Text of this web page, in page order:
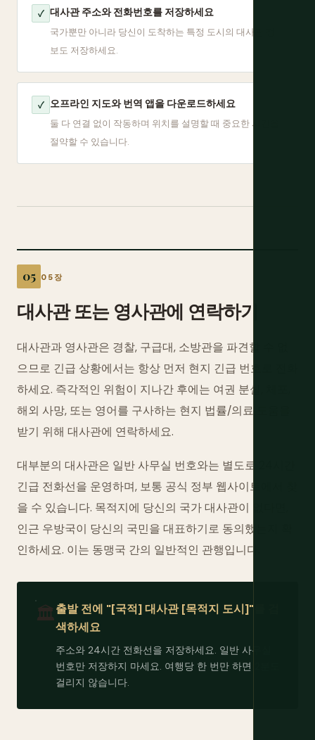
✓ 대사관 주소와 전화번호를 저장하세요
국가뿐만 아니라 당신이 도착하는 특정 도시의 대사관 정
보도 저장하세요.
✓ 오프라인 지도와 번역 앱을 다운로드하세요
둘 다 연결 없이 작동하며 위치를 설명할 때 중요한 시간을
절약할 수 있습니다.
05장
대사관 또는 영사관에 연락하기
대사관과 영사관은 경찰, 구급대, 소방관을 파견할 수 없
으므로 긴급 상황에서는 항상 먼저 현지 긴급 번호로 전화
하세요. 즉각적인 위험이 지나간 후에는 여권 분실, 체포,
해외 사망, 또는 영어를 구사하는 현지 법률/의료 도움을
받기 위해 대사관에 연락하세요.
대부분의 대사관은 일반 사무실 번호와는 별도로 24시간
긴급 전화선을 운영하며, 보통 공식 정부 웹사이트에서 찾
을 수 있습니다. 목적지에 당신의 국가 대사관이 없다면,
인근 우방국이 당신의 국민을 대표하기로 동의했는지 확
인하세요. 이는 동맹국 간의 일반적인 관행입니다.
🏛️출발 전에 "[국적] 대사관 [목적지 도시]"를 검
색하세요
주소와 24시간 전화선을 저장하세요. 일반 사무실
번호만 저장하지 마세요. 여행당 한 번만 하면 2분도
걸리지 않습니다.